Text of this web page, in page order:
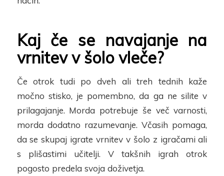
Kaj če se navajanje na
vrnitev v šolo vleče?
Če otrok tudi po dveh ali treh tednih kaže
močno stisko, je pomembno, da ga ne silite v
prilagajanje. Morda potrebuje še več varnosti,
morda dodatno razumevanje. Včasih pomaga,
dase skupaj igrate vrnitev v šolo z igračamiali
s plišastimi učitelji. V takšnih igrah otrok
pogosto predela svoja doživetja.